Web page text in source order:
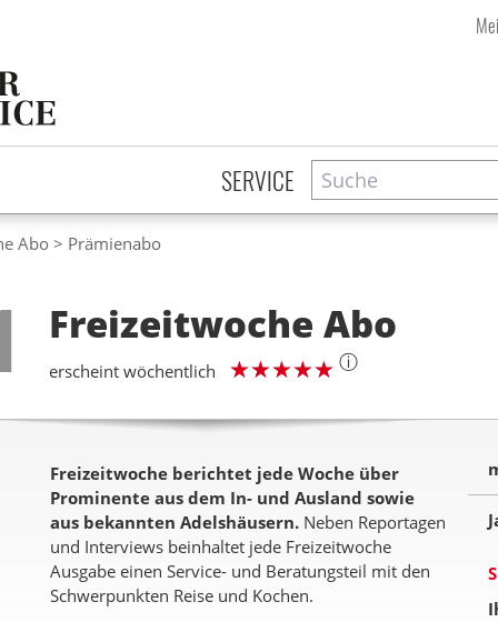
SERVICE Suche
Zeitschriftensuche
Abo Prämienabo
Freizeitwoche Abo
erscheint wöchentlich ⓘ
Freizeitwoche berichtet jede Woche über
Prominente aus dem In- und Ausland sowie
aus bekannten Adelshäusern. Neben Reportagen
und Interviews beinhaltet jede Freizeitwoche
Ausgabe einen Service- und Beratungsteil mit den
Schwerpunkten Reise und Kochen.